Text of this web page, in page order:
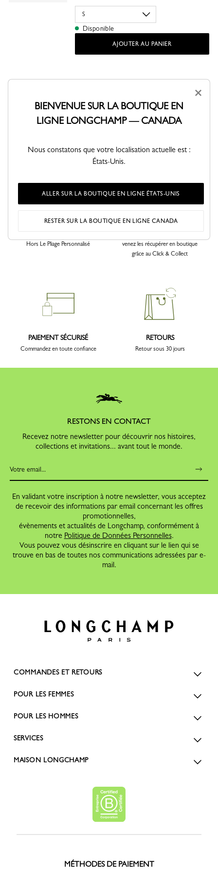
Disponible
AJOUTER AU PANIER
LIVRAISON
Hors Le Pliage Personnalisé
CLICK & COLLECT
venez les récupérer en boutique
grâce au Click & Collect
PAIEMENT SÉCURISÉ
Commandez en toute confiance
RETOURS
Retour sous 30 jours
RESTONS EN CONTACT
Recevez notre newsletter pour découvrir nos histoires,
collections et invitations... avant tout le monde.
En validant votre inscription à notre newsletter, vous acceptez
de recevoir des informations par email concernant les offres
promotionnelles,
évènements et actualités de Longchamp, conformément à
notre Politique de Données Personnelles.
Vous pouvez vous désinscrire en cliquant sur le lien qui se
trouve en bas de toutes nos communications adressées par e-
mail.
COMMANDES ET RETOURS
POUR LES FEMMES
POUR LES HOMMES
SERVICES
MAISON LONGCHAMP
MÉTHODES DE PAIEMENT
×
BIENVENUE SUR LA BOUTIQUE EN
LIGNE LONGCHAMP — CANADA
Nous constatons que votre localisation actuelle est :
États-Unis.
ALLER SUR LA BOUTIQUE EN LIGNE ÉTATS-UNIS
RESTER SUR LA BOUTIQUE EN LIGNE CANADA